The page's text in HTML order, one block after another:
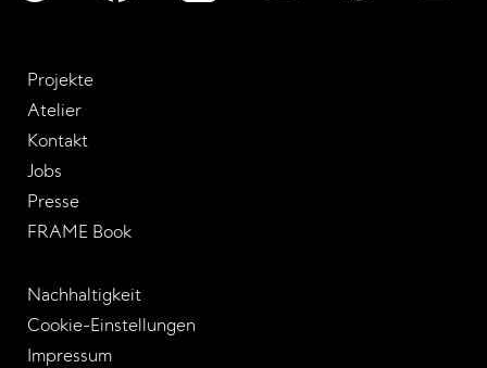
Projekte
Atelier
Kontakt
Jobs
Presse
FRAME Book
Nachhaltigkeit
Cookie-Einstellungen
Impressum